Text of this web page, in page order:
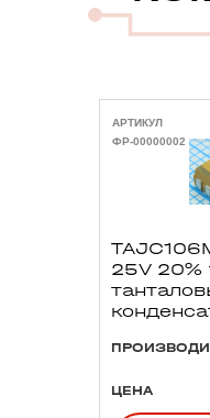
АРТИКУЛ
ФР-00000002
25V 20%
ЦЕНА